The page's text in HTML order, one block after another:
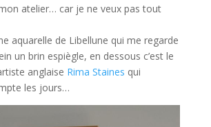
atelier… car je ne veux pas tout
aquarelle de Libellune qui me regarde
un brin espiègle, en dessous c’est le
anglaise Rima Staines qui
les jours…